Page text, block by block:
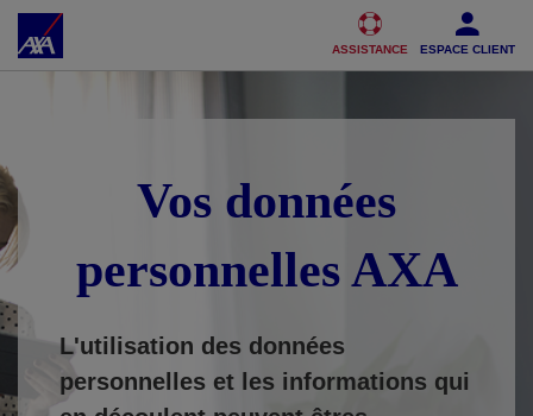
Accéder au Contenu Accéder au Pied de page
ASSISTANCE ESPACE CLIENT
Vos données
personnelles AXA
L'utilisation des données
personnelles et les informations qui